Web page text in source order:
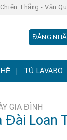
Thắng - Văn
ĐĂNG
TỦ LAVABO
GIA ĐÌNH
Đài Loan